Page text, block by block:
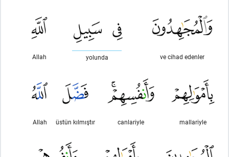
ve cihad edenler
yolunda
Allah
mallariyle
canlariyle
üstün kılmıştır
Allah